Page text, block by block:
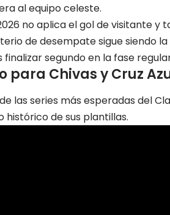
al equipo celeste.
no aplica el gol de visitante
de desempate sigue siendo
segundo en la fase
para Chivas y Cruz
las series más esperadas del
histórico de sus plantillas.